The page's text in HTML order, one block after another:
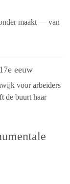
maakt — van
eeuw
voor arbeiders
de buurt haar